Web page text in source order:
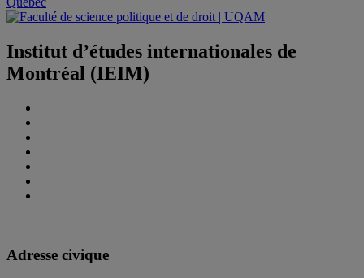
Institut d’études internationales de
Montréal (IEIM)
Adresse civique